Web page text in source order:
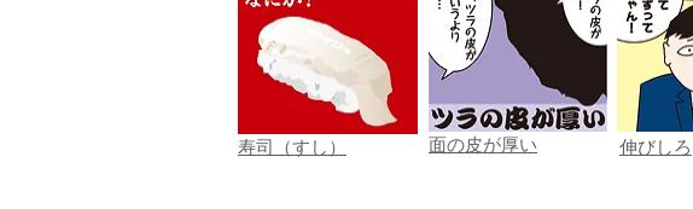
寿司（すし） 面の皮が厚い 伸びしろ